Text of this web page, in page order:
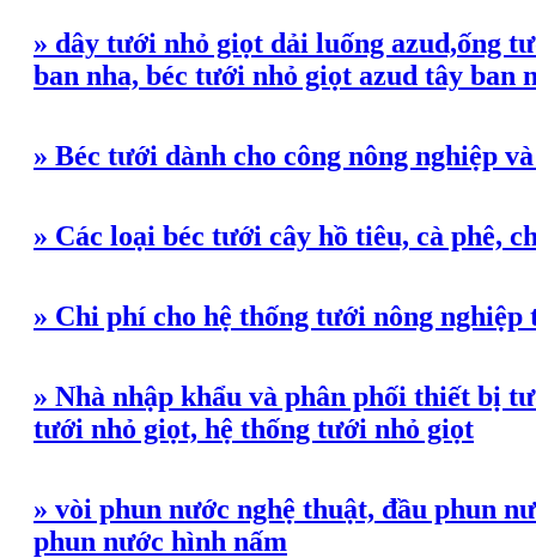
» dây tưới nhỏ giọt dải luống azud,ống
ban nha, béc tưới nhỏ giọt azud tây ban
» Béc tưới dành cho công nông nghiệp
» Các loại béc tưới cây hồ tiêu, cà phê,
» Chi phí cho hệ thống tưới nông nghiệp
» Nhà nhập khẩu và phân phối thiết bị
tưới nhỏ giọt, hệ thống tưới nhỏ giọt
» vòi phun nước nghệ thuật, đầu phun
phun nước hình nấm